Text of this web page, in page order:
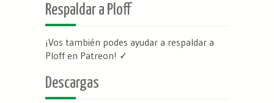
Respaldar a Ploff
¡Vos también podes ayudar a respaldar a
Ploff en Patreon! ✓
Descargas